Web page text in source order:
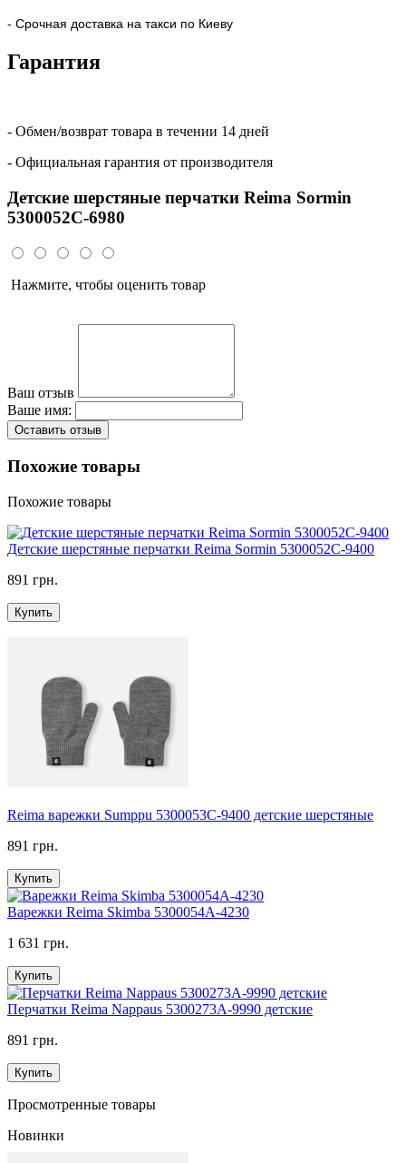
- Срочная доставка на такси по Киеву
Гарантия
- Обмен/возврат товара в течении 14 дней
- Официальная гарантия от производителя
Детские шерстяные перчатки Reima Sormin
5300052C-6980
Нажмите, чтобы оценить товар
Ваш отзыв
Ваше имя:
Оставить отзыв
Похожие товары
Похожие товары
Детские шерстяные перчатки Reima Sormin 5300052C-9400
891 грн.
Купить
Reima варежки Sumppu 5300053C-9400 детские шерстяные
891 грн.
Купить
Варежки Reima Skimba 5300054A-4230
1 631 грн.
Купить
Перчатки Reima Nappaus 5300273A-9990 детские
891 грн.
Купить
Просмотренные товары
Новинки